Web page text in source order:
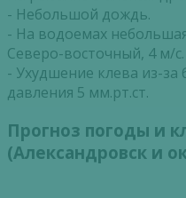
- Небольшой дождь.
- На водоемах
Северо-восточный, 4 м/с.
- Ухудшение клева из-
давления 5 мм.рт.ст.
Прогноз погоды и
( Александровск и